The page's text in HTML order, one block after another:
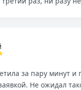
за пару минут и
Не ожидал